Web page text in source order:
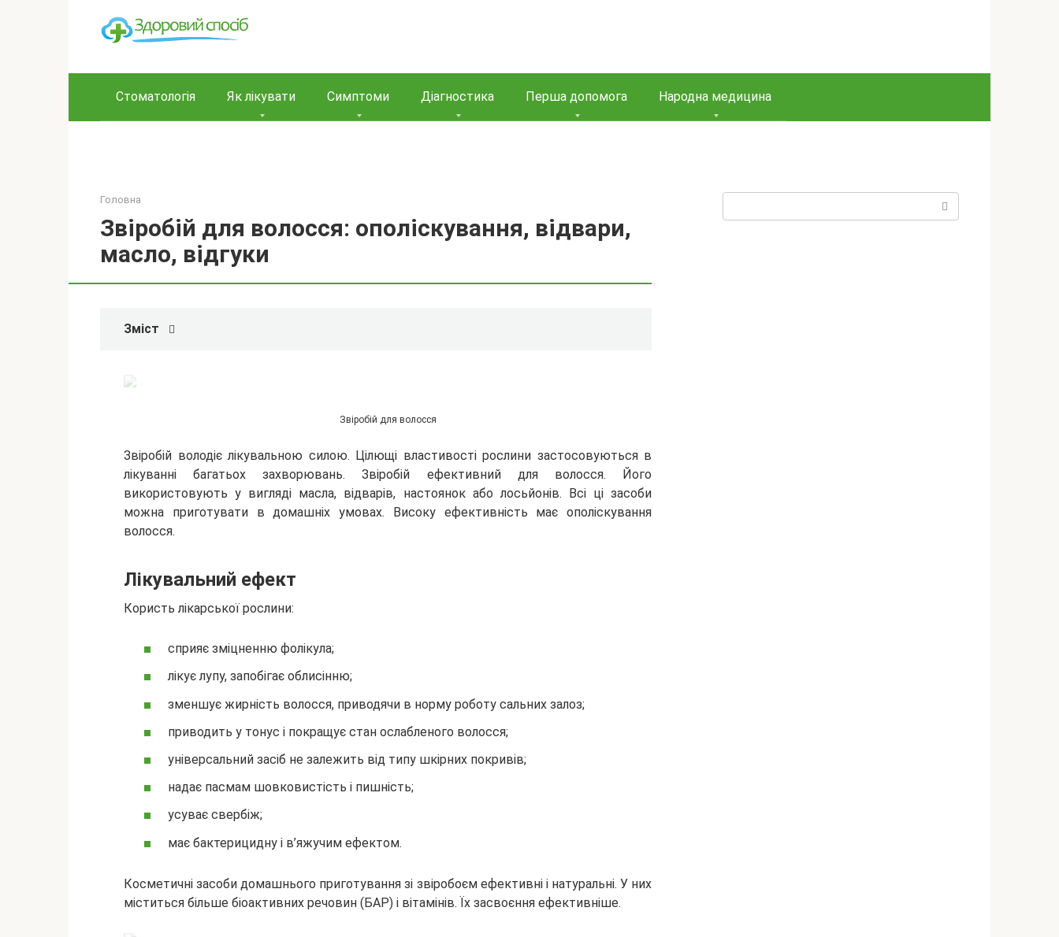
Стоматологія Як лікувати Симптоми Діагностика Перша допомога Народна медицина
Головна
Звіробій для волосся: ополіскування, відвари,
масло, відгуки
Зміст
Звіробій для волосся
Звіробій володіє лікувальною силою. Цілющі властивості рослини застосовуються в
лікуванні багатьох захворювань. Звіробій ефективний для волосся. Його
використовують у вигляді масла, відварів, настоянок або лосьйонів. Всі ці засоби
можна приготувати в домашніх умовах. Високу ефективність має ополіскування
волосся.
Лікувальний ефект
Користь лікарської рослини:
сприяє зміцненню фолікула;
лікує лупу, запобігає облисінню;
зменшує жирність волосся, приводячи в норму роботу сальних залоз;
приводить у тонус і покращує стан ослабленого волосся;
універсальний засіб не залежить від типу шкірних покривів;
надає пасмам шовковистість і пишність;
усуває свербіж;
має бактерицидну і в’яжучим ефектом.
Косметичні засоби домашнього приготування зі звіробоєм ефективні і натуральні. У них
міститься більше біоактивних речовин (БАР) і вітамінів. Їх засвоєння ефективніше.